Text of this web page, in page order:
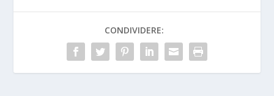
CONDIVIDERE: